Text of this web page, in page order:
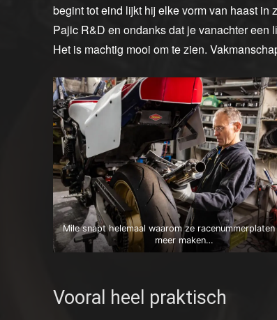
begint tot eind lijkt hij elke vorm van haast in
Pajic R&D en ondanks dat je vanachter een
Het is machtig mooi om te zien.
Mile snapt helemaal waarom ze
meer maken…
Vooral heel praktisch